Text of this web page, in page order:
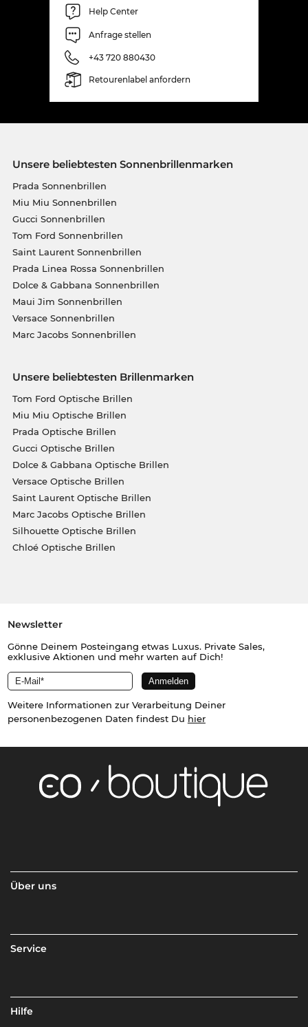
Help Center
Anfrage stellen
+43 720 880430
Retourenlabel anfordern
Unsere beliebtesten Sonnenbrillenmarken
Prada Sonnenbrillen
Miu Miu Sonnenbrillen
Gucci Sonnenbrillen
Tom Ford Sonnenbrillen
Saint Laurent Sonnenbrillen
Prada Linea Rossa Sonnenbrillen
Dolce & Gabbana Sonnenbrillen
Maui Jim Sonnenbrillen
Versace Sonnenbrillen
Marc Jacobs Sonnenbrillen
Unsere beliebtesten Brillenmarken
Tom Ford Optische Brillen
Miu Miu Optische Brillen
Prada Optische Brillen
Gucci Optische Brillen
Dolce & Gabbana Optische Brillen
Versace Optische Brillen
Saint Laurent Optische Brillen
Marc Jacobs Optische Brillen
Silhouette Optische Brillen
Chloé Optische Brillen
Newsletter
Gönne Deinem Posteingang etwas Luxus. Private Sales,
exklusive Aktionen und mehr warten auf Dich!
Weitere Informationen zur Verarbeitung Deiner
personenbezogenen Daten findest Du hier
Über uns
Service
Hilfe